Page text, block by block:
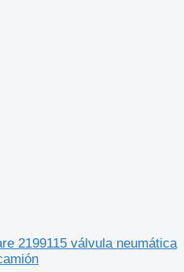
2199115 válvula neumática